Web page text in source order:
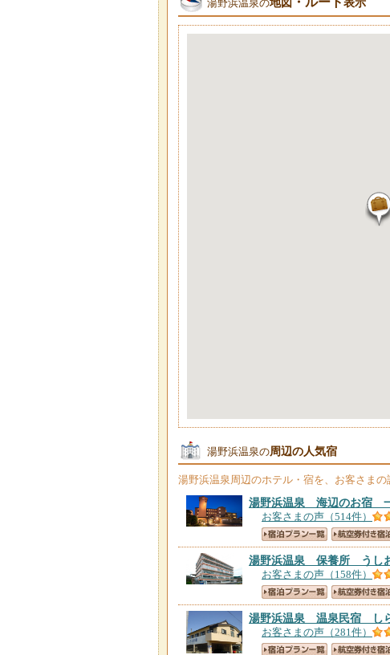
湯野浜温泉の
湯野浜温泉の周辺の人気宿
湯野浜温泉周辺のホテル・宿を、お客さまの
湯野浜温泉 海辺のお宿
お客さまの声（514件）
湯野浜温泉 保養所 うし
お客さまの声（158件）
湯野浜温泉 温泉民宿 し
お客さまの声（281件）